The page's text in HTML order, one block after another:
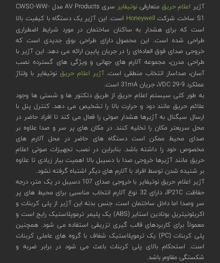
آژیر اعلام حریقمتعارفینوتیفایر
سری AV Products مدل CWSO-WW-
S1 ساخت شرکت
Honeywell است. این آژیر یک دستگاه با کیفیت بالا
است که برای هشدار به ساکنان ساختمان در مورد شرایط اضطراری
طراحی شده است. این محصول دارای طراحی بوق جدیدی است که
خروجی صدای فوق ‌العاده‌ای را در جریان پایین ارائه می ‌دهد. این آژیر با
طراحی مدرن، مجموعه آلارم های جهانی و ویژگی های گسترده نصب
آسان، صداساز انتخاب منطقی است.آژیر اعلام حریق نوتیفایر با ولتاژ
عملکرد 9-29 VDC، جریان 31mA است.
به طور کلی سیستم اعلام حریق از طریق دتکتور ها و شستی ها وجود
علائم حریق مانند دود و حرارت بالا را تشخیص می دهد. کنترل پنل با
ارسال سیگنال به آژیرها هشدار صوتی را فعال می کند تا افراد حاضر در
محل سریعتر مکان را تخلیه کنند. در مکان های پر سر و صدا علاوه بر
صدای محیط ممکن است دستگاه های حاضر در محل آلارم های
مخصوص خود را داشته باشد. بنابراین در نصب تجهیزات صوتی اعلام
حریق مانند آژیرها خروجی صدا با دسیبل بالا اهمیت بیار زیادی تا علاوه
بر شنیده شدن توسط افراد با آلارم های دیگر اشتباه گرفته نشود.
آژیر اعلام حریق نوتیفایر با خروجی صدای 107 دسیبل در یک متر، درجه
حفاظت IP21C، دارای 32 نوع آلارم انتخاب مناسبی برای محیط های پر
سر وصدا اما داخل ساختمان است. جنس بدنه این آژیر از پلی کربنات و
اکریلونیتریل بوتادین استایر (ABS) یک پلیمر ترموپلاستیک رایج است و
معمولاً برای کاربردهای قالب گیری تزریقی استفاده می شود. همچنین
پلی کربنات (PC) یک ترموپلاستیک شفاف با گروه های عاملی کربنات
است. استحکام بالای پلی کربنات باعث می شود در برابر ضربه و
شکستگی مقاوم باشد.